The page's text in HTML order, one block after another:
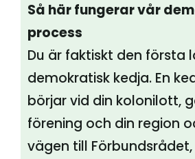
Så här fungerar vår
process
Du är faktiskt den första
demokratisk kedja. En
börjar vid din kolonilott,
förening och din region
vägen till Förbundsrådet,